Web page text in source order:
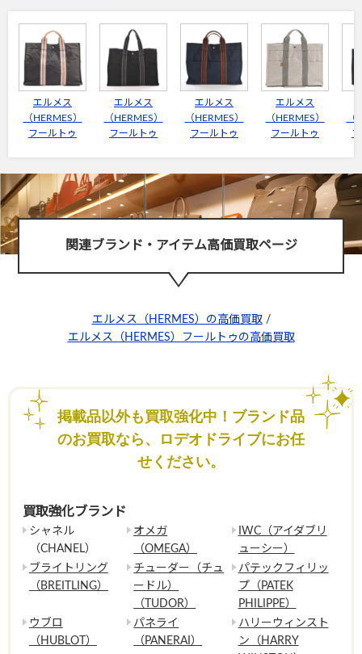
エルメス
（HERMES）
フールトゥ
エルメス
（HERMES）
フールトゥ
エルメス
（HERMES）
フールトゥ
エルメス
（HERMES）
フールトゥ
（
関連ブランド・アイテム高価買取ページ
エルメス（HERMES）の高価買取 /
エルメス（HERMES）フールトゥの高価買取
掲載品以外も買取強化中！ブランド品
のお買取なら、ロデオドライブにお任
せください。
買取強化ブランド
シャネル
（CHANEL）
オメガ
（OMEGA）
IWC（アイダブリ
ューシー）
ブライトリング
（BREITLING）
チューダー（チュ
ードル）
（TUDOR）
パテックフィリッ
プ（PATEK
PHILIPPE）
ウブロ
（HUBLOT）
パネライ
（PANERAI）
ハリーウィンスト
ン（HARRY